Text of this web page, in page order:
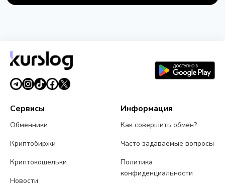
7 августа 2026 г.4 мин чтения
Сервисы
Обменники
Криптобиржи
Криптокошельки
Новости
Информация
Как совершить обмен?
Часто задаваемые вопросы
Политика
конфиденциальности